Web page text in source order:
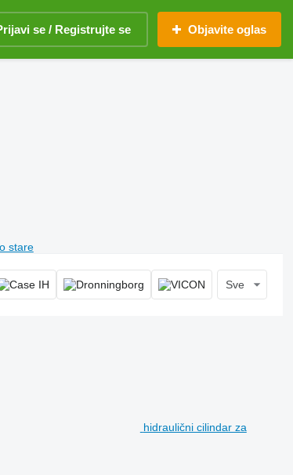
se / Registrujte se Objavite oglas
stare
Sve
hidraulični cilindar za